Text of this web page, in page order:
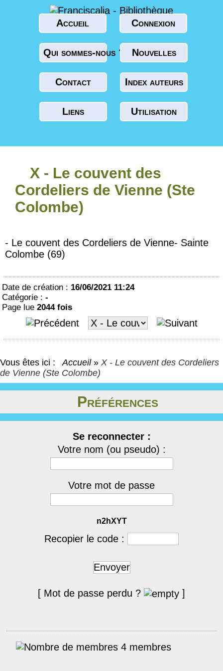
Accueil Connexion
Qui sommes-nous ? Nouvelles
Contact Index auteurs
Liens Utilisation
X - Le couvent des
Cordeliers de Vienne (Ste
Colombe)
- Le couvent des Cordeliers de Vienne- Sainte
Colombe (69)
Date de création : 16/06/2021 11:24
Catégorie : -
Page lue 2044 fois
Vous êtes ici : Accueil » X - Le couvent des Cordeliers
de Vienne (Ste Colombe)
Préférences
Se reconnecter :
Votre nom (ou pseudo) :
Votre mot de passe
n2hXYT
Recopier le code :
Envoyer
[ Mot de passe perdu ? ]
4 membres